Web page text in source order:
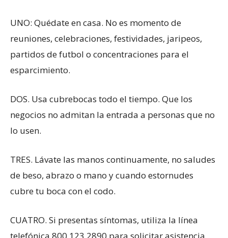
UNO: Quédate en casa. No es momento de
reuniones, celebraciones, festividades, jaripeos,
partidos de futbol o concentraciones para el
esparcimiento.
DOS. Usa cubrebocas todo el tiempo. Que los
negocios no admitan la entrada a personas que no
lo usen.
TRES. Lávate las manos continuamente, no saludes
de beso, abrazo o mano y cuando estornudes
cubre tu boca con el codo.
CUATRO. Si presentas síntomas, utiliza la línea